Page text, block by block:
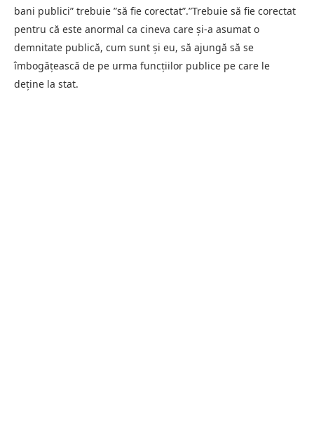
bani publici” trebuie ”să fie corectat”.”Trebuie să fie corectat
pentru că este anormal ca cineva care şi-a asumat o
demnitate publică, cum sunt şi eu, să ajungă să se
îmbogăţească de pe urma funcţiilor publice pe care le
deţine la stat.